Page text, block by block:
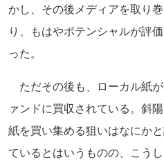
かし、その後メディアを取り
り、もはやポテンシャルが評
った。
ただその後も、ローカル紙
ァンドに買収されている。斜
紙を買い集める狙いはなにか
ているとはいうものの、こう